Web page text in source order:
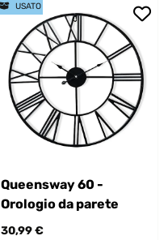
Queensway 60 -
Orologio da parete
30,99 €
USATO